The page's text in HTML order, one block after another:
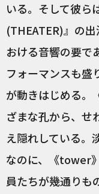
いる。そして彼
(THEATER)』の
おける音響の要で
フォーマンスも盛
が動きはじめる。
ざまな孔から、せ
え隠れしている。
なのに、《tower
員たちが幾通りも